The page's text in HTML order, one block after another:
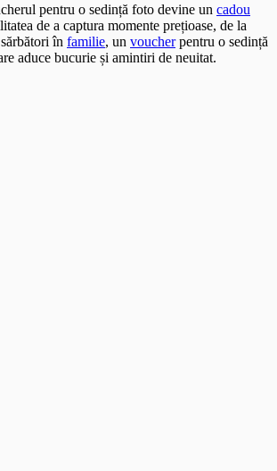
pentru o sedință foto devine un cadou
de a captura momente prețioase, de la
în familie, un voucherpentru o sedință
aduce bucurie și amintiri de neuitat.